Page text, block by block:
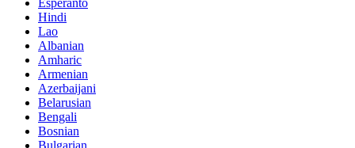
Hindi
Lao
Albanian
Amharic
Armenian
Azerbaijani
Belarusian
Bengali
Bosnian
Bulgarian